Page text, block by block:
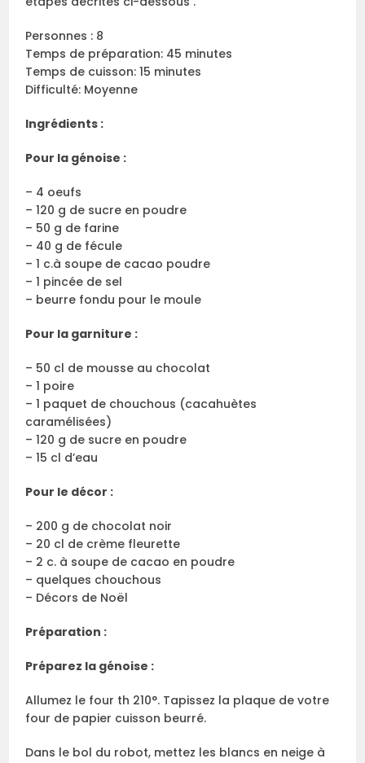
Personnes : 8
Temps de préparation: 45 minutes
Temps de cuisson: 15 minutes
Difficulté: Moyenne
Ingrédients :
Pour la génoise :
– 4 oeufs
– 120 g de sucre en poudre
– 50 g de farine
– 40 g de fécule
– 1 c.à soupe de cacao poudre
– 1 pincée de sel
– beurre fondu pour le moule
Pour la garniture :
– 50 cl de mousse au chocolat
– 1 poire
– 1 paquet de chouchous (cacahuètes
caramélisées)
– 120 g de sucre en poudre
– 15 cl d’eau
Pour le décor :
– 200 g de chocolat noir
– 20 cl de crème fleurette
– 2 c. à soupe de cacao en poudre
– quelques chouchous
– Décors de Noël
Préparation :
Préparez la génoise :
Allumez le four th 210°. Tapissez la plaque de votre
four de papier cuisson beurré.
Dans le bol du robot, mettez les blancs en neige à